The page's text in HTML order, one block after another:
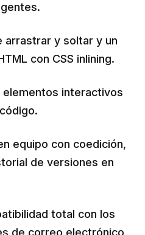
arrastrar y soltar y un
con CSS inlining.
elementos interactivos
equipo con coedición,
de versiones en
total con los